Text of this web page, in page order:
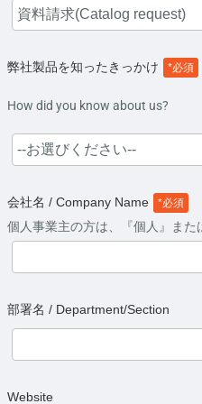
資料請求(Catalog request)
弊社製品を知ったきっかけ *必須
How did you know about us?
--お選びください--
会社名 / Company Name *必須
個人事業主の方は、『個人』また
部署名 / Department/Section
Website